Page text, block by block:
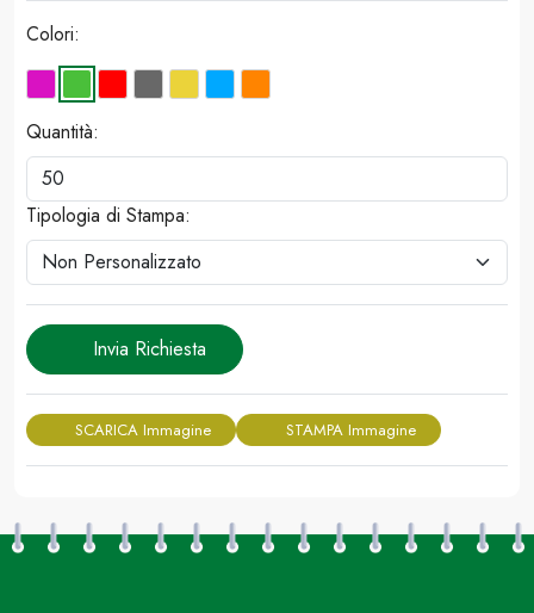
Colori:
Quantità:
Tipologia di Stampa:
Invia Richiesta
SCARICA Immagine STAMPA Immagine